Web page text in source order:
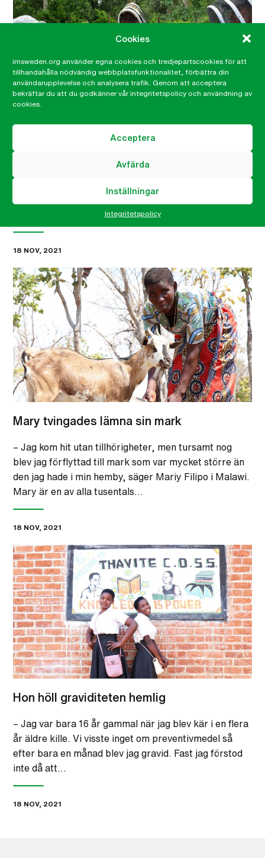
Cookies
imsweden.org använder egna cookies och tredjepartscookies för att
tillhandahålla nödvändig webbplatsfunktionalitet, förbättra din
användarupplevelse och analysera trafik. Genom att acceptera
bekräftar du att du godkänner vår integritetspolicy och användning av
cookies.
Acceptera
Avfärda
Inställningar
Integritetspolicy
”Jag skrek och sprang”
– Jag var jätterädd i början, jag gillar absolut inte bin!
Eva leder organisationen med den utmanande…
18 NOV, 2021
Mary tvingades lämna sin mark
– Jag kom hit utan tillhörigheter, men tursamt nog
blev jag förflyttad till mark som var mycket större än
den jag hade i min hemby, säger Mariy Filipo i Malawi.
Mary är en av alla tusentals…
18 NOV, 2021
Hon höll graviditeten hemlig
– Jag var bara 16 år gammal när jag blev kär i en flera
år äldre kille. Vi visste inget om preventivmedel så
efter bara en månad blev jag gravid. Fast jag förstod
inte då att…
18 NOV, 2021